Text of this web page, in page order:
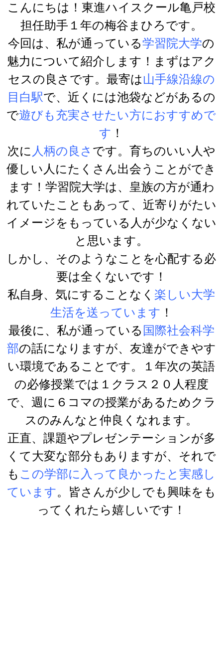
こんにちは！東進ハイスクール亀戸校
担任助手１年の梅谷まひろです。
今回は、私が通っている学習院大学の
魅力について紹介します！まずはアク
セスの良さです。最寄は山手線沿線の
目白駅で、近くには池袋などがあるの
で遊びも充実させたい方におすすめで
す ！
次に 人柄の良さ です。育ちのいい人や
優しい人にたくさん出会うことができ
ます！学習院大学は、皇族の方が通わ
れていたこともあって、近寄りがたい
イメージをもっている人が少なくない
と思います。
しかし、そのようなことを心配する必
要は全くないです！
私自身、気にすることなく 楽しい大学
生活を送っています ！
最後に、私が通っている 国際社会科学
部の話になりますが、友達ができやす
い環境であることです。１年次の英語
の必修授業では１クラス２０人程度
で、週に６コマの授業があるためクラ
スのみんなと仲良くなれます。
正直、課題やプレゼンテーションが多
くて大変な部分もありますが、それで
も この学部に入って良かったと実感し
ています。皆さんが少しでも興味をも
ってくれたら嬉しいです！